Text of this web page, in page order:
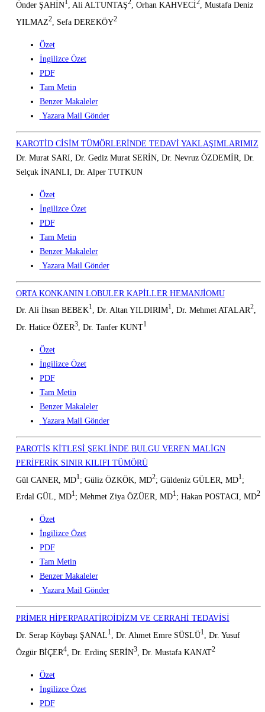
Önder ŞAHİN1, Ali ALTUNTAŞ2, Orhan KAHVECİ2, Mustafa Deniz
YILMAZ2, Sefa DEREKÖY2
Özet
İngilizce Özet
PDF
Tam Metin
Benzer Makaleler
Yazara Mail Gönder
KAROTİD CİSİM TÜMÖRLERİNDE TEDAVİ YAKLAŞIMLARIMIZ
Dr. Murat SARI, Dr. Gediz Murat SERİN, Dr. Nevruz ÖZDEMİR, Dr.
Selçuk İNANLI, Dr. Alper TUTKUN
Özet
İngilizce Özet
PDF
Tam Metin
Benzer Makaleler
Yazara Mail Gönder
ORTA KONKANIN LOBULER KAPİLLER HEMANJİOMU
Dr. Ali İhsan BEBEK1, Dr. Altan YILDIRIM1, Dr. Mehmet ATALAR2,
Dr. Hatice ÖZER3, Dr. Tanfer KUNT1
Özet
İngilizce Özet
PDF
Tam Metin
Benzer Makaleler
Yazara Mail Gönder
PAROTİS KİTLESİ ŞEKLİNDE BULGU VEREN MALİGN
PERİFERİK SINIR KILIFI TÜMÖRÜ
Gül CANER, MD1; Güliz ÖZKÖK, MD2; Güldeniz GÜLER, MD1;
Erdal GÜL, MD1; Mehmet Ziya ÖZÜER, MD1; Hakan POSTACI, MD2
Özet
İngilizce Özet
PDF
Tam Metin
Benzer Makaleler
Yazara Mail Gönder
PRİMER HİPERPARATİROİDİZM VE CERRAHİ TEDAVİSİ
Dr. Serap Köybaşı ŞANAL1, Dr. Ahmet Emre SÜSLÜ1, Dr. Yusuf
Özgür BİÇER4, Dr. Erdinç SERİN3, Dr. Mustafa KANAT2
Özet
İngilizce Özet
PDF